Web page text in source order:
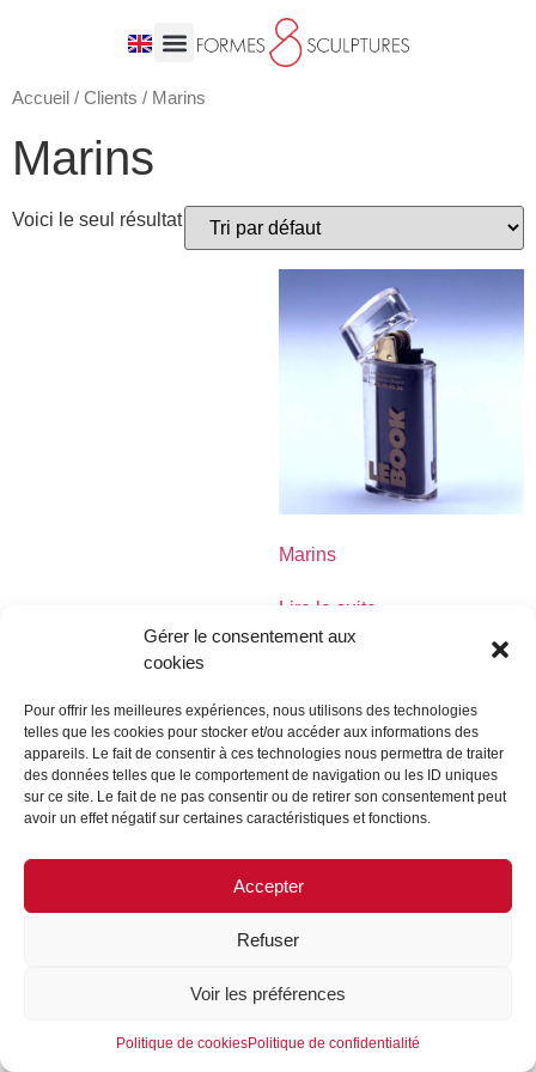
Gérer le consentement aux
cookies
Pour offrir les meilleures expériences, nous utilisons des technologies
telles que les cookies pour stocker et/ou accéder aux informations des
appareils. Le fait de consentir à ces technologies nous permettra de traiter
des données telles que le comportement de navigation ou les ID uniques
sur ce site. Le fait de ne pas consentir ou de retirer son consentement peut
avoir un effet négatif sur certaines caractéristiques et fonctions.
Accepter
Refuser
Voir les préférences
Politique de cookiesPolitique de confidentialité
Accueil / Clients / Marins
Marins
Voici le seul résultat
Marins
Lire la suite
MENTIONS LÉGALES CONTACTEZ-NOUS
REJOIGNEZ-NOUS
SUIVEZ-NOUS
©FORMES & SCULPTURES. 2023